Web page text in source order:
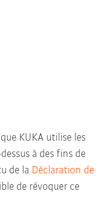
KUKA utilise les
à des fins de
de la Déclaration de
de révoquer ce